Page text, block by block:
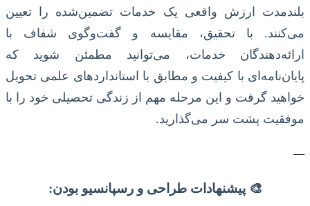
بلندمدت ارزش واقعی یک خدمات تضمین‌شده را تعیین
می‌کنند. با تحقیق، مقایسه و گفت‌وگوی شفاف با
ارائه‌دهندگان خدمات، می‌توانید مطمئن شوید که
پایان‌نامه‌ای با کیفیت و مطابق با استانداردهای علمی تحویل
خواهید گرفت و این مرحله مهم از زندگی تحصیلی خود را با
موفقیت پشت سر می‌گذارید.
—
🎨 پیشنهادات طراحی و رسپانسیو بودن: